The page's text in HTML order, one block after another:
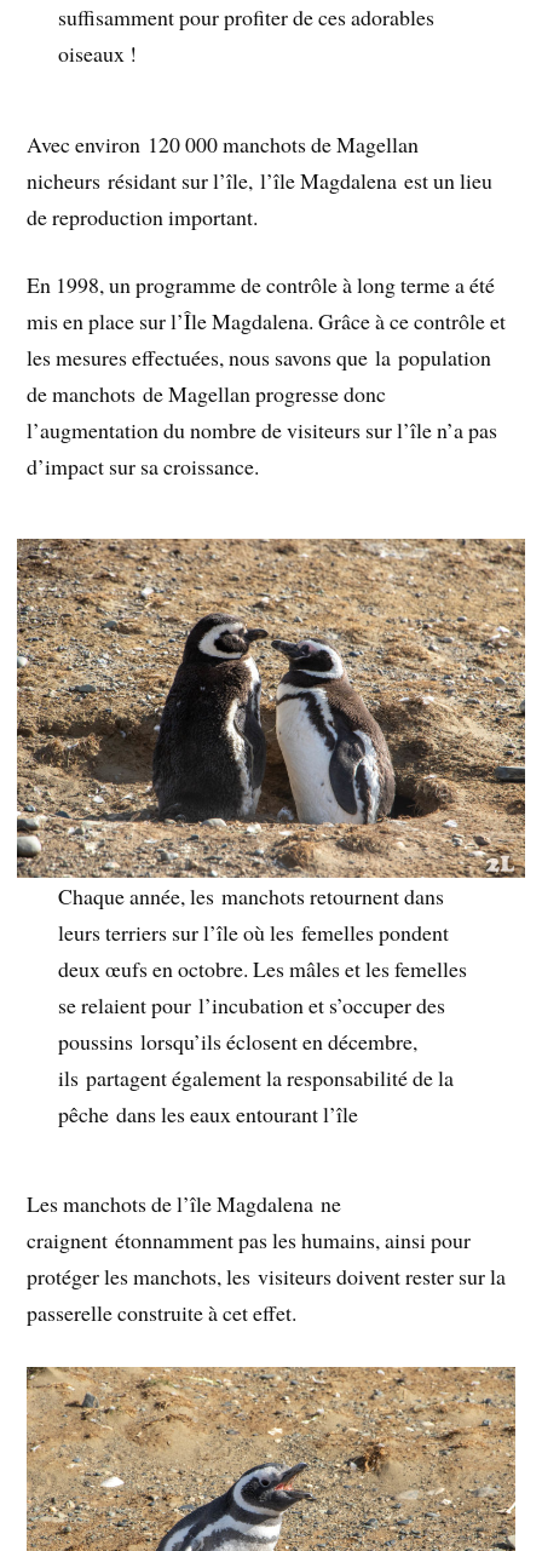
suffisamment pour profiter de ces adorables
oiseaux !
Avec environ 120 000 manchots de Magellan
nicheurs résidant sur l’île, l’île Magdalena est un lieu
de reproduction important.
En 1998, un programme de contrôle à long terme a été
mis en place sur l’Île Magdalena. Grâce à ce contrôle et
les mesures effectuées, nous savons que la population
de manchots de Magellan progresse donc
l’augmentation du nombre de visiteurs sur l’île n’a pas
d’impact sur sa croissance.
Chaque année, les manchots retournent dans
leurs terriers sur l’île où les femelles pondent
deux œufs en octobre. Les mâles et les femelles
se relaient pour l’incubation et s’occuper des
poussins lorsqu’ils éclosent en décembre,
ils partagent également la responsabilité de la
pêche dans les eaux entourant l’île
Les manchots de l’île Magdalena ne
craignent étonnamment pas les humains, ainsi pour
protéger les manchots, les visiteurs doivent rester sur la
passerelle construite à cet effet.